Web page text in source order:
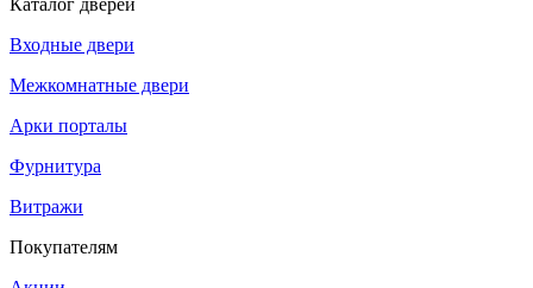
Каталог дверей
Входные двери
Межкомнатные двери
Арки порталы
Фурнитура
Витражи
Покупателям